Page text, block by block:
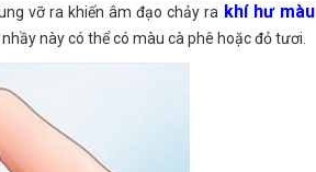
vỡ ra khiến âm đạo chảy ra khí hư màu
này có thể có màu cà phê hoặc đỏ tươi.